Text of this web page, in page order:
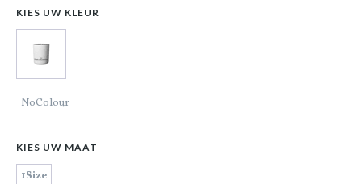
KIES UW KLEUR
NoColour
KIES UW MAAT
1Size